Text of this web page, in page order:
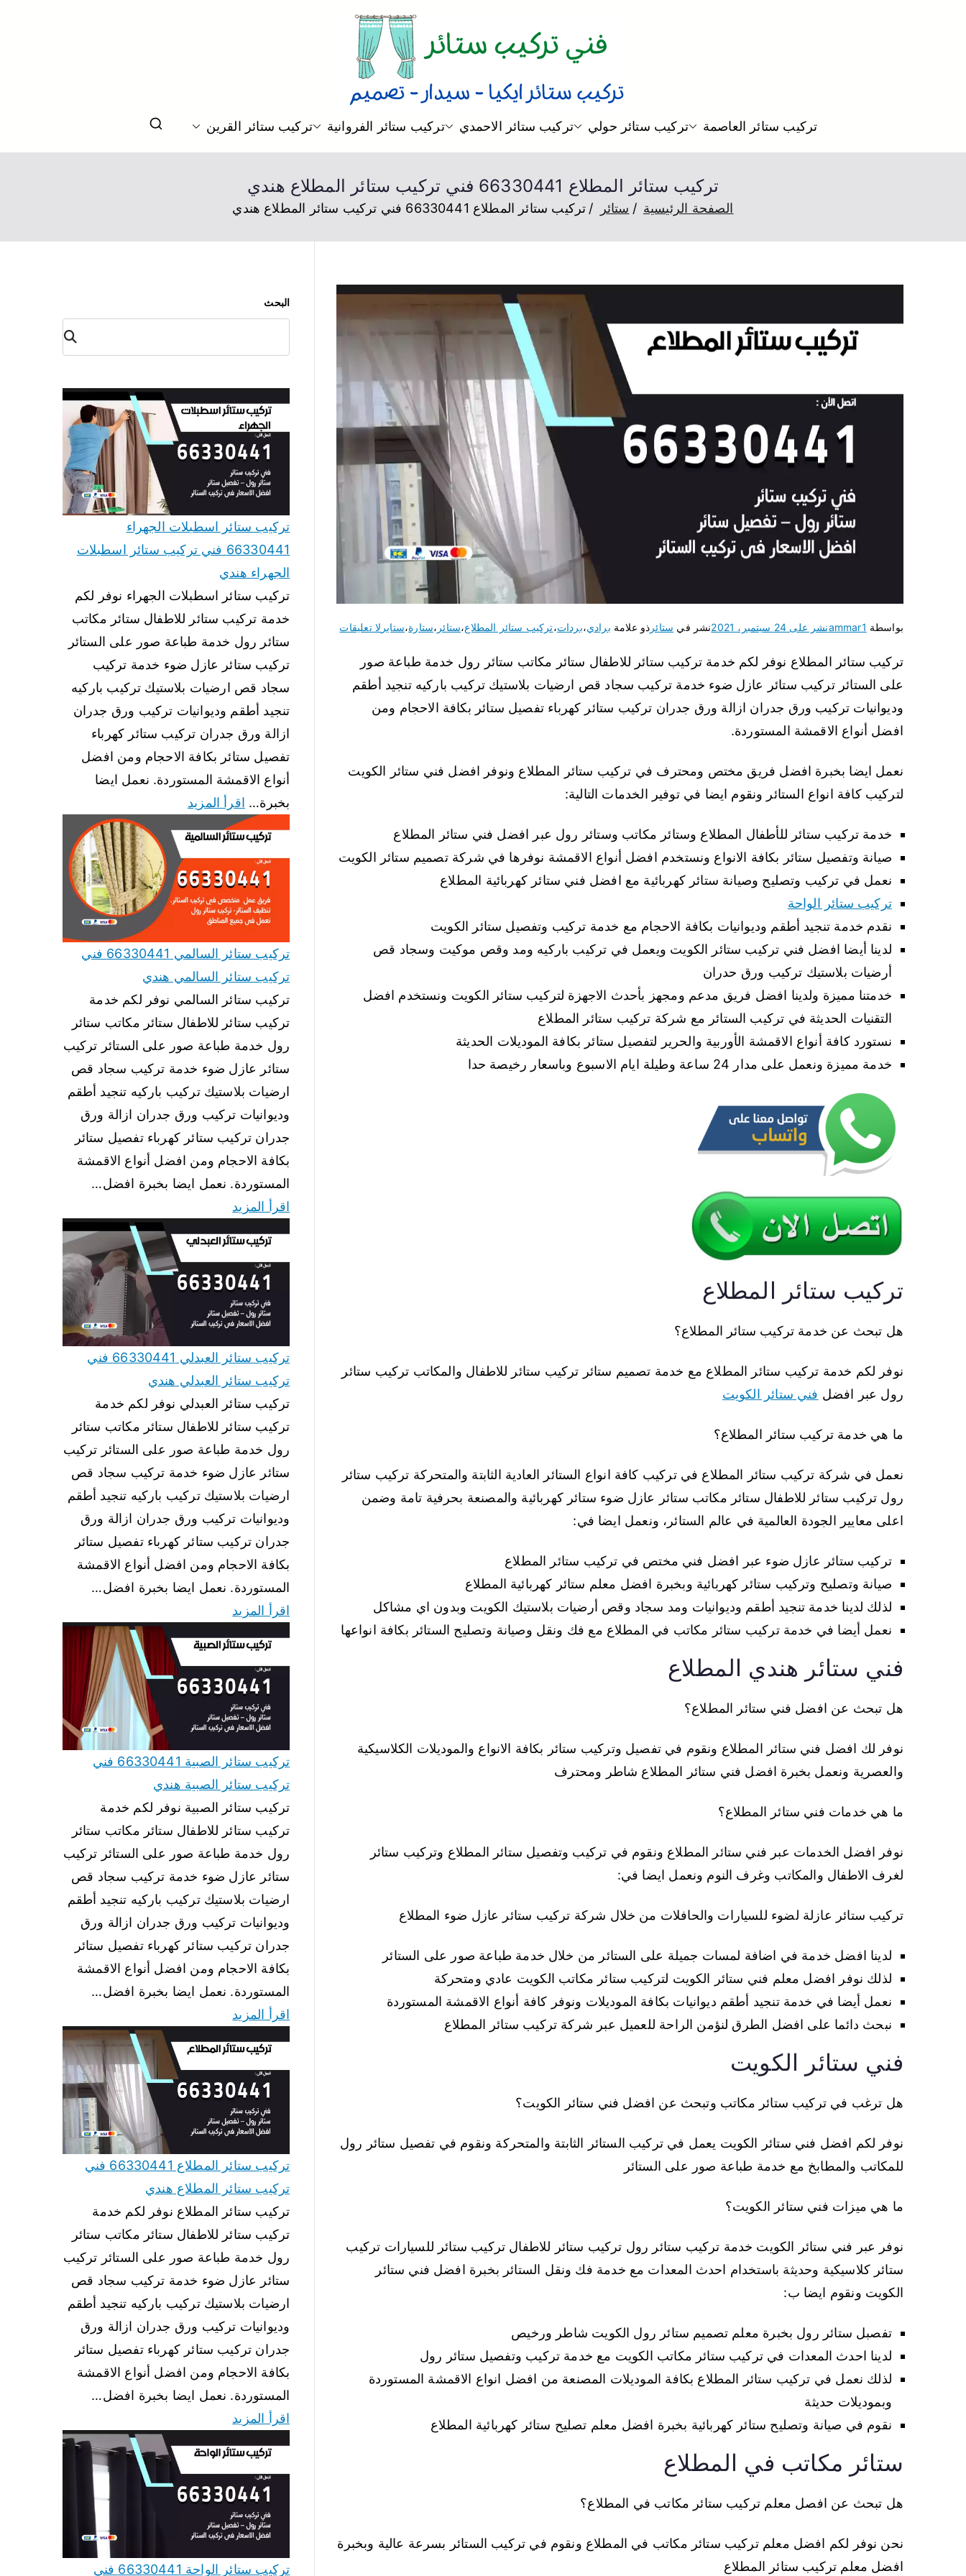
فني ستائر
فني تركيب ستائر و بردات و تصميم ستائر بحسب الطلب بالكويت تركيب ستائر العاصمة تركيب ستائر حولي تركيب ستائر الاحمدي تركيب ستائر الفروانية تركيب ستائر القرين
تركيب ستائر المطلاع 66330441 فني تركيب ستائر المطلاع هندي
الصفحة الرئيسية ستائر تركيب ستائر المطلاع 66330441 فني تركيب ستائر المطلاع هندي
بواسطة ammar1نشر على 24 سبتمبر، 2021 نشر في ستائر ذو علامة برادي،بردات،تركيب ستائر المطلاع،ستائر ،ستارة،ستاير لا تعليقات
تركيب ستائر المطلاع نوفر لكم خدمة تركيب ستائر للاطفال ستائر مكاتب ستائر رول خدمة طباعة صور
على الستائر تركيب ستائر عازل ضوء خدمة تركيب سجاد قص ارضيات بلاستيك تركيب باركيه تنجيد أطقم
وديوانيات تركيب ورق جدران ازالة ورق جدران تركيب ستائر كهرباء تفصيل ستائر بكافة الاحجام ومن
افضل أنواع الاقمشة المستوردة.
نعمل ايضا بخبرة افضل فريق مختص ومحترف في تركيب ستائر المطلاع ونوفر افضل فني ستائر الكويت
لتركيب كافة انواع الستائر ونقوم ايضا في توفير الخدمات التالية:
خدمة تركيب ستائر للأطفال المطلاع وستائر مكاتب وستائر رول عبر افضل فني ستائر المطلاع
صيانة وتفصيل ستائر بكافة الانواع ونستخدم افضل أنواع الاقمشة نوفرها في شركة تصميم ستائر الكويت
نعمل في تركيب وتصليح وصيانة ستائر كهربائية مع افضل فني ستائر كهربائية المطلاع
تركيب ستائر الواحة
نقدم خدمة تنجيد أطقم وديوانيات بكافة الاحجام مع خدمة تركيب وتفصيل ستائر الكويت
لدينا أيضا افضل فني تركيب ستائر الكويت ويعمل في تركيب باركيه ومد وقص موكيت وسجاد قص
أرضيات بلاستيك تركيب ورق حدران
خدمتنا مميزة ولدينا افضل فريق مدعم ومجهز بأحدث الاجهزة لتركيب ستائر الكويت ونستخدم افضل
التقنيات الحديثة في تركيب الستائر مع شركة تركيب ستائر المطلاع
نستورد كافة أنواع الاقمشة الأوربية والحرير لتفصيل ستائر بكافة الموديلات الحديثة
خدمة مميزة ونعمل على مدار 24 ساعة وطيلة ايام الاسبوع وباسعار رخيصة حدا
تركيب ستائر المطلاع
هل تبحث عن خدمة تركيب ستائر المطلاع؟
نوفر لكم خدمة تركيب ستائر المطلاع مع خدمة تصميم ستائر تركيب ستائر للاطفال والمكاتب تركيب ستائر
رول عبر افضل فني ستائر الكويت
ما هي خدمة تركيب ستائر المطلاع؟
نعمل في شركة تركيب ستائر المطلاع في تركيب كافة انواع الستائر العادية الثابتة والمتحركة تركيب ستائر
رول تركيب ستائر للاطفال ستائر مكاتب ستائر عازل ضوء ستائر كهربائية والمصنعة بحرفية تامة وضمن
اعلى معايير الجودة العالمية في عالم الستائر، ونعمل ايضا في:
تركيب ستائر عازل ضوء عبر افضل فني مختص في تركيب ستائر المطلاع
صيانة وتصليح وتركيب ستائر كهربائية وبخبرة افضل معلم ستائر كهربائية المطلاع
لذلك لدينا خدمة تنجيد أطقم وديوانيات ومد سجاد وقص أرضيات بلاستيك الكويت وبدون اي مشاكل
نعمل أيضا في خدمة تركيب ستائر مكاتب في المطلاع مع فك ونقل وصيانة وتصليح الستائر بكافة انواعها
فني ستائر هندي المطلاع
هل تبحث عن افضل فني ستائر المطلاع؟
نوفر لك افضل فني ستائر المطلاع ونقوم في تفصيل وتركيب ستائر بكافة الانواع والموديلات الكلاسيكية
والعصرية ونعمل بخبرة افضل فني ستائر المطلاع شاطر ومحترف
ما هي خدمات فني ستائر المطلاع؟
نوفر افضل الخدمات عبر فني ستائر المطلاع ونقوم في تركيب وتفصيل ستائر المطلاع وتركيب ستائر
لغرف الاطفال والمكاتب وغرف النوم ونعمل ايضا في:
تركيب ستائر عازلة لضوء للسيارات والحافلات من خلال شركة تركيب ستائر عازل ضوء المطلاع
لدينا افضل خدمة في اضافة لمسات جميلة على الستائر من خلال خدمة طباعة صور على الستائر
لذلك نوفر افضل معلم فني ستائر الكويت لتركيب ستائر مكاتب الكويت عادي ومتحركة
نعمل أيضا في خدمة تنجيد أطقم ديوانيات بكافة الموديلات ونوفر كافة أنواع الاقمشة المستوردة
نبحث دائما على افضل الطرق لنؤمن الراحة للعميل عبر شركة تركيب ستائر المطلاع
فني ستائر الكويت
هل ترغب في تركيب ستائر مكاتب وتبحث عن افضل فني ستائر الكويت؟
نوفر لكم افضل فني ستائر الكويت يعمل في تركيب الستائر الثابتة والمتحركة ونقوم في تفصيل ستائر رول
للمكاتب والمطابخ مع خدمة طباعة صور على الستائر
ما هي ميزات فني ستائر الكويت؟
نوفر عبر فني ستائر الكويت خدمة تركيب ستائر رول تركيب ستائر للاطفال تركيب ستائر للسيارات تركيب
ستائر كلاسيكية وحديثة باستخدام احدث المعدات مع خدمة فك ونقل الستائر بخبرة افضل فني ستائر
الكويت ونقوم ايضا ب:
تفصبل ستائر رول بخبرة معلم تصميم ستائر رول الكويت شاطر ورخيص
لدينا احدث المعدات في تركيب ستائر مكاتب الكويت مع خدمة تركيب وتفصيل ستائر رول
لذلك نعمل في تركيب ستائر المطلاع بكافة الموديلات المصنعة من افضل انواع الاقمشة المستوردة
وبموديلات حديثة
نقوم في صيانة وتصليح ستائر كهربائية بخبرة افضل معلم تصليح ستائر كهربائية المطلاع
ستائر مكاتب في المطلاع
هل تبحث عن افصل معلم تركيب ستائر مكاتب في المطلاع؟
نحن نوفر لكم افضل معلم تركيب ستائر مكاتب في المطلاع ونقوم في تركيب الستائر بسرعة عالية وبخبرة
افضل معلم تركيب ستائر المطلاع
البحث
البح
ث
تركيب ستائر اسطبلات الجهراء
66330441 فني تركيب ستائر اسطبلات
الجهراء هندي
تركيب ستائر اسطبلات الجهراء نوفر لكم
خدمة تركيب ستائر للاطفال ستائر مكاتب
ستائر رول خدمة طباعة صور على الستائر
تركيب ستائر عازل ضوء خدمة تركيب
سجاد قص ارضيات بلاستيك تركيب باركيه
تنجيد أطقم وديوانيات تركيب ورق جدران
ازالة ورق جدران تركيب ستائر كهرباء
تفصيل ستائر بكافة الاحجام ومن افضل
أنواع الاقمشة المستوردة. نعمل ايضا
بخبرة… اقرأ المزيد
تركيب ستائر السالمي 66330441 فني
تركيب ستائر السالمي هندي
تركيب ستائر السالمي نوفر لكم خدمة
تركيب ستائر للاطفال ستائر مكاتب ستائر
رول خدمة طباعة صور على الستائر تركيب
ستائر عازل ضوء خدمة تركيب سجاد قص
ارضيات بلاستيك تركيب باركيه تنجيد أطقم
وديوانيات تركيب ورق جدران ازالة ورق
جدران تركيب ستائر كهرباء تفصيل ستائر
بكافة الاحجام ومن افضل أنواع الاقمشة
المستوردة. نعمل ايضا بخبرة افضل…
اقرأ المزيد
تركيب ستائر العبدلي 66330441 فني
تركيب ستائر العبدلي هندي
تركيب ستائر العبدلي نوفر لكم خدمة
تركيب ستائر للاطفال ستائر مكاتب ستائر
رول خدمة طباعة صور على الستائر تركيب
ستائر عازل ضوء خدمة تركيب سجاد قص
ارضيات بلاستيك تركيب باركيه تنجيد أطقم
وديوانيات تركيب ورق جدران ازالة ورق
جدران تركيب ستائر كهرباء تفصيل ستائر
بكافة الاحجام ومن افضل أنواع الاقمشة
المستوردة. نعمل ايضا بخبرة افضل…
اقرأ المزيد
تركيب ستائر الصبية 66330441 فني
تركيب ستائر الصبية هندي
تركيب ستائر الصبية نوفر لكم خدمة
تركيب ستائر للاطفال ستائر مكاتب ستائر
رول خدمة طباعة صور على الستائر تركيب
ستائر عازل ضوء خدمة تركيب سجاد قص
ارضيات بلاستيك تركيب باركيه تنجيد أطقم
وديوانيات تركيب ورق جدران ازالة ورق
جدران تركيب ستائر كهرباء تفصيل ستائر
بكافة الاحجام ومن افضل أنواع الاقمشة
المستوردة. نعمل ايضا بخبرة افضل…
اقرأ المزيد
تركيب ستائر المطلاع 66330441 فني
تركيب ستائر المطلاع هندي
تركيب ستائر المطلاع نوفر لكم خدمة
تركيب ستائر للاطفال ستائر مكاتب ستائر
رول خدمة طباعة صور على الستائر تركيب
ستائر عازل ضوء خدمة تركيب سجاد قص
ارضيات بلاستيك تركيب باركيه تنجيد أطقم
وديوانيات تركيب ورق جدران ازالة ورق
جدران تركيب ستائر كهرباء تفصيل ستائر
بكافة الاحجام ومن افضل أنواع الاقمشة
المستوردة. نعمل ايضا بخبرة افضل…
اقرأ المزيد
تركيب ستائر الواحة 66330441 فني